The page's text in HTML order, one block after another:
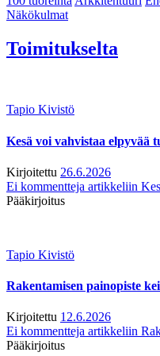
Näkökulmat
Toimitukselta
Tapio Kivistö
Kesä voi vahvistaa elpyvää
Kirjoitettu 26.6.2026
Ei kommentteja artikkeliin
Pääkirjoitus
Tapio Kivistö
Rakentamisen painopiste
Kirjoitettu 12.6.2026
Ei kommentteja artikkeliin
Pääkirjoitus